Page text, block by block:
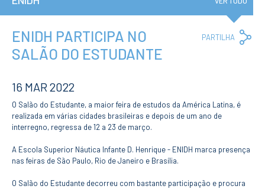
Privacidade e
RGPD
Política de
Avaliação e
Identidade de
Marca
Protocolos
Recrutamento
Contratação
Canal de Denúncia
Notícias
ENIDH PARTICIPA NO
SALÃO DO ESTUDANTE
PARTILHA
16 MAR 2022
O Salão do Estudante, a maior feira de estudos da América Latina, é
realizada em várias cidades brasileiras e depois de um ano de
interregno, regressa de 12 a 23 de março.
A Escola Superior Náutica Infante D. Henrique - ENIDH marca presença
nas feiras de São Paulo, Rio de Janeiro e Brasília.
O Salão do Estudante decorreu com bastante participação e procura